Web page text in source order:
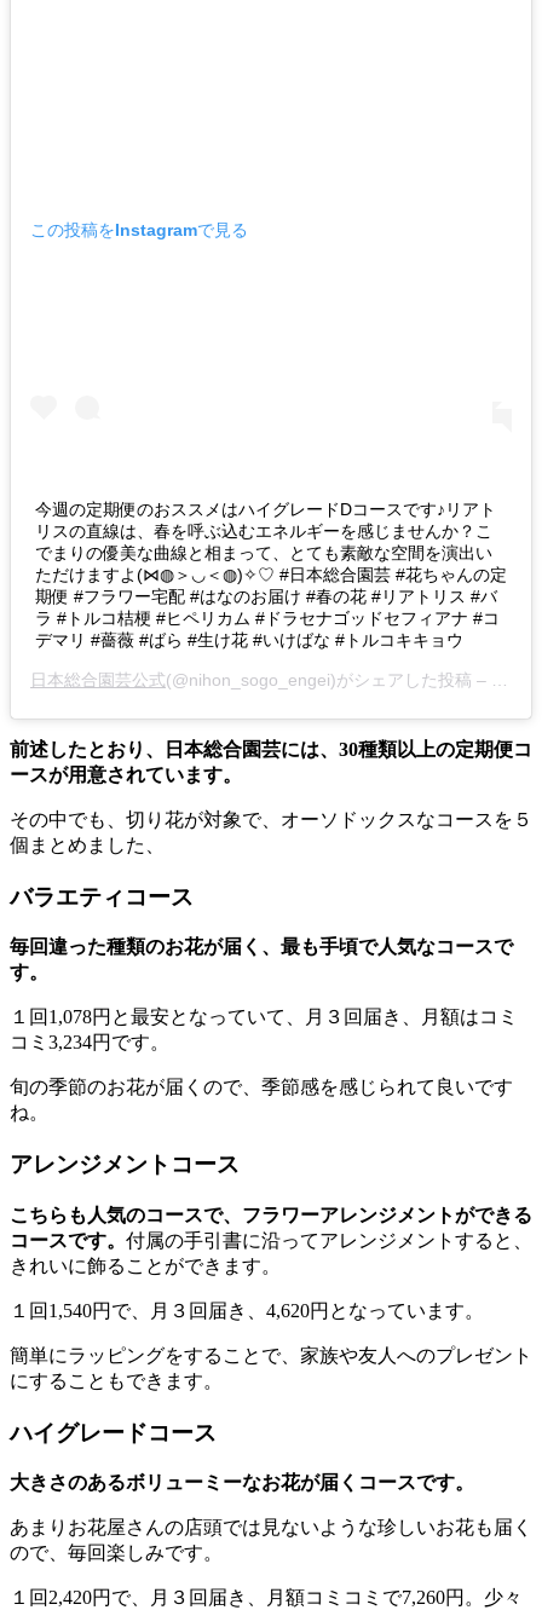
この投稿をInstagramで見る
今週の定期便のおススメはハイグレードDコースです♪リアト
リスの直線は、春を呼ぶ込むエネルギーを感じませんか？こ
でまりの優美な曲線と相まって、とても素敵な空間を演出い
ただけますよ(⋈◍＞◡＜◍)✧♡ #日本総合園芸 #花ちゃんの定
期便 #フラワー宅配 #はなのお届け #春の花 #リアトリス #バ
ラ #トルコ桔梗 #ヒペリカム #ドラセナゴッドセフィアナ #コ
デマリ #薔薇 #ばら #生け花 #いけばな #トルコキキョウ
日本総合園芸公式(@nihon_sogo_engei)がシェアした投稿 –
前述したとおり、日本総合園芸には、30種類以上の定期便コ
ースが用意されています。
その中でも、切り花が対象で、オーソドックスなコースを５
個まとめました、
バラエティコース
毎回違った種類のお花が届く、最も手頃で人気なコースで
す。
１回1,078円と最安となっていて、月３回届き、月額はコミ
コミ3,234円です。
旬の季節のお花が届くので、季節感を感じられて良いです
ね。
アレンジメントコース
こちらも人気のコースで、フラワーアレンジメントができる
コースです。 付属の手引書に沿ってアレンジメントすると、
きれいに飾ることができます。
１回1,540円で、月３回届き、4,620円となっています。
簡単にラッピングをすることで、家族や友人へのプレゼント
にすることもできます。
ハイグレードコース
大きさのあるボリューミーなお花が届くコースです。
あまりお花屋さんの店頭では見ないような珍しいお花も届く
ので、毎回楽しみです。
１回2,420円で、月３回届き、月額コミコミで7,260円。少々